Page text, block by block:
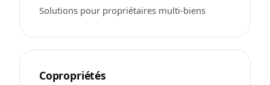
Solutions pour propriétaires multi-biens
Copropriétés